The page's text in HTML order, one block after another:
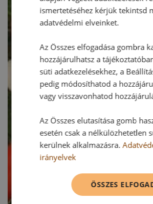
ismertetéséhez kérjük tekintsd
adatvédelmi elveinket.
Az Összes elfogadása gombra
hozzájárulhatsz a
süti adatkezelésekhez, a
pedig módosíthatod a
vagy visszavonhatod
Az Összes elutasítása gomb
esetén csak a nélkülözhetetlen
kerülnek alkalmazásra.
irányelvek
ÖSSZES